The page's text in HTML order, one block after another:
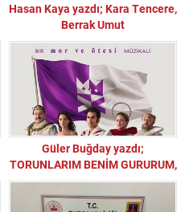
Hasan Kaya yazdı; Kara Tencere,
Berrak Umut
Güler Buğday yazdı;
TORUNLARIM BENİM GURURUM,
ONURUM VE MUTLULUĞUM
OLDULAR…